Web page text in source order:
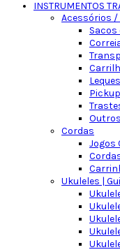
INSTRUMENTOS
Acessórios
Sacos
Leques
Cordas
Jogos
Ukuleles |